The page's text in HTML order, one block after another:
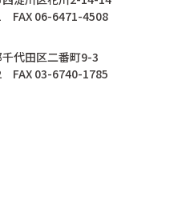
FAX 06-6471-4508
代田区二番町9-3
FAX 03-6740-1785